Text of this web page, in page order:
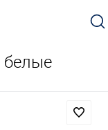
белые